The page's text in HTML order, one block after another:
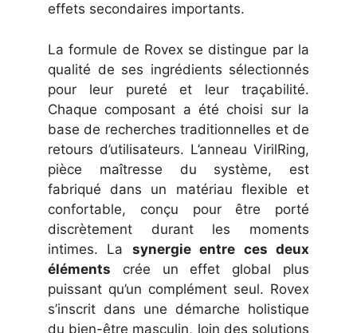
effets secondaires importants.
La formule de Rovex se distingue par la
qualité de ses ingrédients sélectionnés
pour leur pureté et leur traçabilité.
Chaque composant a été choisi sur la
base de recherches traditionnelles et de
retours d’utilisateurs. L’anneau VirilRing,
pièce maîtresse du système, est
fabriqué dans un matériau flexible et
confortable, conçu pour être porté
discrètement durant les moments
intimes. La synergie entre ces deux
éléments crée un effet global plus
puissant qu’un complément seul. Rovex
s’inscrit dans une démarche holistique
du bien-être masculin, loin des solutions